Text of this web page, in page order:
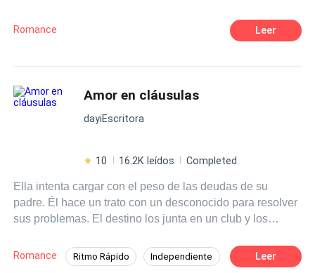
superar cualquier obstáculo, mientras luchan por
construir una vida juntos en medio del despiadado
Romance Leer
Amor en cláusulas
dayiEscritora
10 16.2K leídos Completed
Ella intenta cargar con el peso de las deudas de su
padre. Él hace un trato con un desconocido para resolver
sus problemas. El destino los junta en un club y los
preparativos de una boda. ¿Qué tan peligroso sería
encontrarse con el hombre que se llevó a la cama una
Romance Ritmo Rápido Independiente Leer